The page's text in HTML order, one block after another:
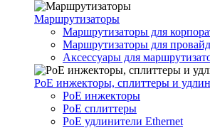
Маршрутизаторы
Маршрутизаторы для
Маршрутизаторы для
Аксессуары для
PoE инжекторы, сплиттеры и
PoE инжекторы
PoE сплиттеры
PoE удлинители Ethernet